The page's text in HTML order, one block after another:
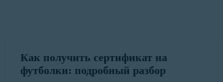
Как получить сертификат на
футболки: подробный разбор